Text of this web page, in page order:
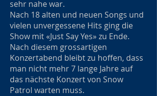
sehr nahe war.
Nach 18 alten und neuen Songs und
vielen unvergessene Hits ging die
Show mit «Just Say Yes» zu Ende.
Nach diesem grossartigen
Konzertabend bleibt zu hoffen, dass
man nicht mehr 7 lange Jahre auf
das nächste Konzert von Snow
Patrol warten muss.